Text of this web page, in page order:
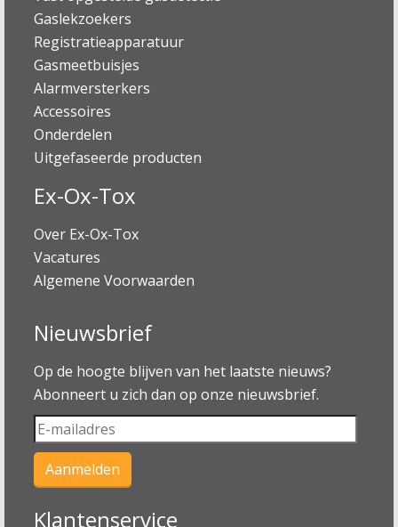
Gaslekzoekers
Registratieapparatuur
Gasmeetbuisjes
Alarmversterkers
Accessoires
Onderdelen
Uitgefaseerde producten
Ex-Ox-Tox
Over Ex-Ox-Tox
Vacatures
Algemene Voorwaarden
Nieuwsbrief
Op de hoogte blijven van het laatste nieuws?
Abonneert u zich dan op onze nieuwsbrief.
Klantenservice